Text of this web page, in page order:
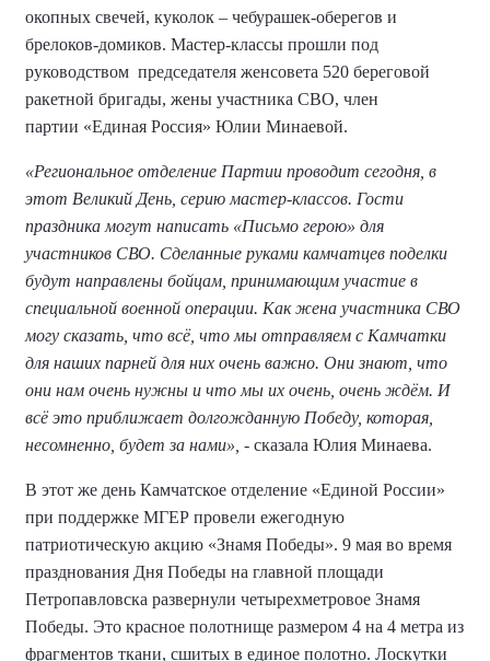
окопных свечей, куколок – чебурашек-оберегов и
брелоков-домиков. Мастер-классы прошли под
руководством председателя женсовета 520 береговой
ракетной бригады, жены участника СВО, член
партии «Единая Россия» Юлии Минаевой.
«Региональное отделение Партии проводит сегодня, в
этот Великий День, серию мастер-классов. Гости
праздника могут написать «Письмо герою» для
участников СВО. Сделанные руками камчатцев поделки
будут направлены бойцам, принимающим участие в
специальной военной операции. Как жена участника СВО
могу сказать, что всё, что мы отправляем с Камчатки
для наших парней для них очень важно. Они знают, что
они нам очень нужны и что мы их очень, очень ждём. И
всё это приближает долгожданную Победу, которая,
несомненно, будет за нами», - сказала Юлия Минаева.
В этот же день Камчатское отделение «Единой России»
при поддержке МГЕР провели ежегодную
патриотическую акцию «Знамя Победы». 9 мая во время
празднования Дня Победы на главной площади
Петропавловска развернули четырехметровое Знамя
Победы. Это красное полотнище размером 4 на 4 метра из
фрагментов ткани, сшитых в единое полотно. Лоскутки